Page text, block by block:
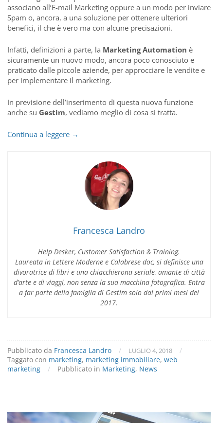
associano all’E-mail Marketing oppure a un modo per inviare
Spam o, ancora, a una soluzione per ottenere ulteriori
benefici, il che è vero ma con alcune precisazioni.
Infatti, definizioni a parte, la Marketing Automation è
sicuramente un nuovo modo, ancora poco conosciuto e
praticato dalle piccole aziende, per approcciare le vendite e
per implementare il marketing.
In previsione dell’inserimento di questa nuova funzione
anche su Gestim, vediamo meglio di cosa si tratta.
Continua a leggere Cos’è
Automation
→
Francesca Landro
Help Desker, Customer Satisfaction & Training.
Laureata in Lettere Moderne e Calabrese doc, si definisce una
divoratrice di libri e una chiacchierona seriale, amante di città
d’arte e di viaggi, non senza la sua macchina fotografica. Entra
a far parte della famiglia di Gestim solo dai primi mesi del
2017.
Pubblicato da Francesca Landro / LUGLIO 4, 2018
/
Taggato con marketing, marketing immobiliare, web
marketing
/ Pubblicato in Marketing, News